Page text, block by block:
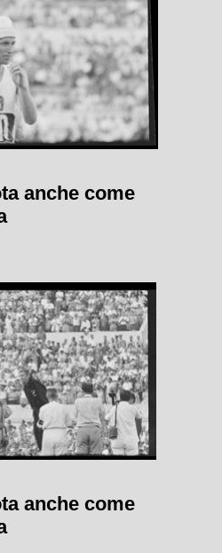
anche come
anche come